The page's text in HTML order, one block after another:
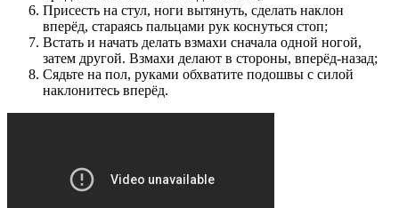
Присесть на стул, ноги вытянуть, сделать наклон
вперёд, стараясь пальцами рук коснуться стоп;
Встать и начать делать взмахи сначала одной ногой,
затем другой. Взмахи делают в стороны, вперёд-назад;
Сядьте на пол, руками обхватите подошвы с силой
наклонитесь вперёд.